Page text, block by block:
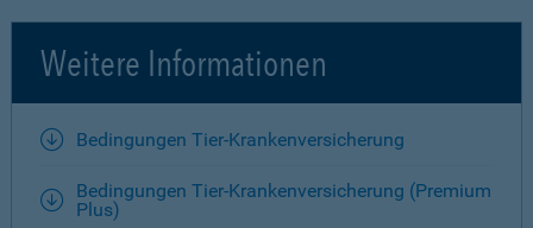
Weitere Informationen
Bedingungen Tier-Krankenversicherung
Bedingungen Tier-Krankenversicherung (Premium
Plus)